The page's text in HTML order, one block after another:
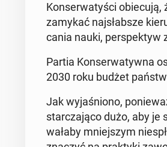
Kon­ser­wa­ty­ści obie­cu­ją,
zamykać naj­słab­sze
ca­nia nauki, per­spek­tyw
Partia Kon­ser­wa­tyw­na
2030 roku budżet
Jak wy­ja­śnio­no,
star­cza­ją­co dużo, aby je
wa­ła­by mniej­szym